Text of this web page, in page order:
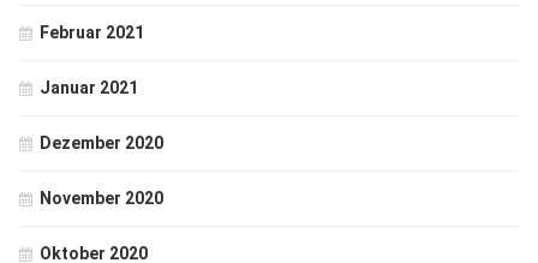
Februar 2021
Januar 2021
Dezember 2020
November 2020
Oktober 2020